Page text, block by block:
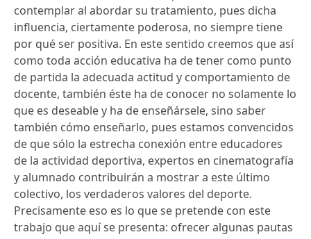
contemplar al abordar su tratamiento, pues dicha
influencia, ciertamente poderosa, no siempre tiene
por qué ser positiva. En este sentido creemos que así
como toda acción educativa ha de tener como punto
de partida la adecuada actitud y comportamiento de
docente, también éste ha de conocer no solamente lo
que es deseable y ha de enseñársele, sino saber
también cómo enseñarlo, pues estamos convencidos
de que sólo la estrecha conexión entre educadores
de la actividad deportiva, expertos en cinematografía
y alumnado contribuirán a mostrar a este último
colectivo, los verdaderos valores del deporte.
Precisamente eso es lo que se pretende con este
trabajo que aquí se presenta: ofrecer algunas pautas